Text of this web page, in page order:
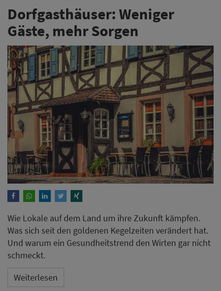
Dorfgasthäuser: Weniger
Gäste, mehr Sorgen
Wie Lokale auf dem Land um ihre Zukunft kämpfen.
Was sich seit den goldenen Kegelzeiten verändert hat.
Und warum ein Gesundheitstrend den Wirten gar nicht
schmeckt.
Weiterlesen